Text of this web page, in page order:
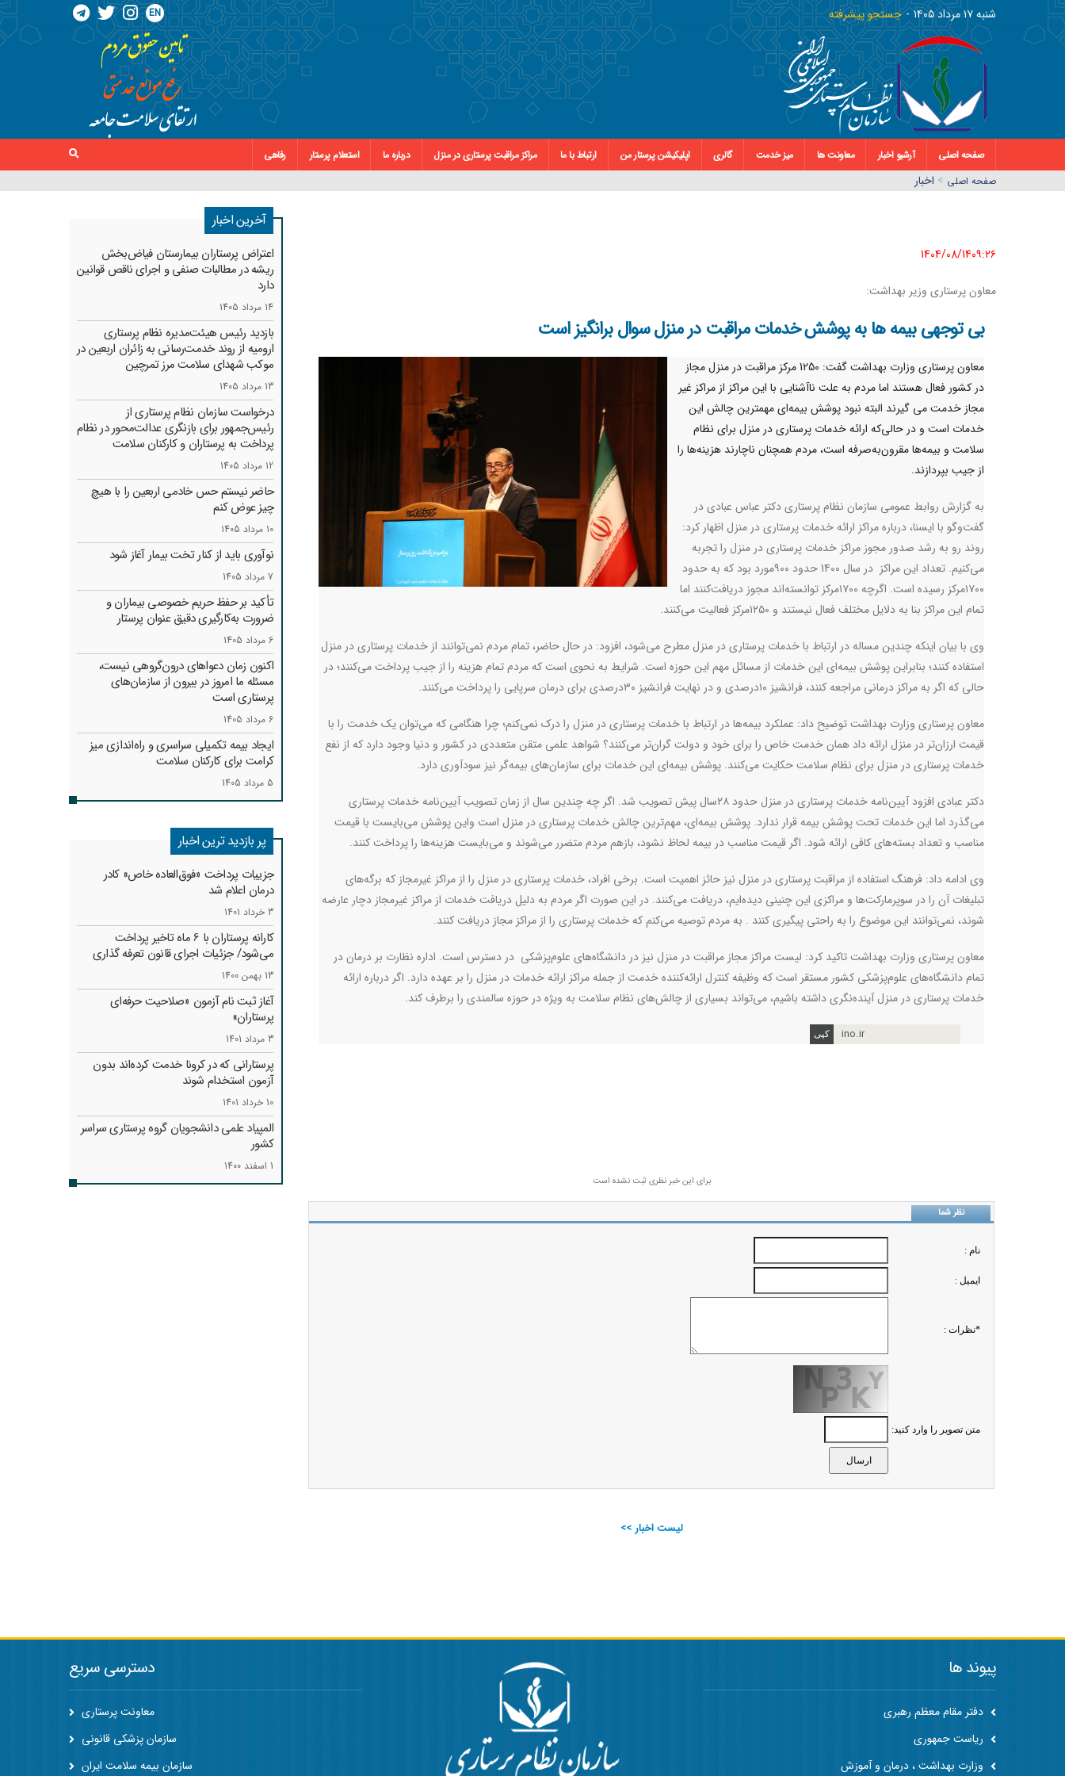
شنبه ١٧ مرداد ١٤٠٥ جستجو پیشرفته EN
صفحه اصلی آرشیو اخبار معاونت ها میز خدمت گالری اپلیکیشن پرستار من ارتباط با ما مراکز مراقبت پرستاری در منزل درباره ما استعلام پرستار
رفاهی
صفحه اصلي > اخبار
1404/08/14٠٩:٢٦
معاون پرستاری وزیر بهداشت:
بی توجهی بیمه ها به پوشش خدمات مراقبت در منزل سوال برانگیز است
معاون پرستاری وزارت بهداشت گفت: 1250 مرکز مراقبت در منزل مجاز
در کشور فعال هستند اما مردم به علت ناآشنایی با این مراکز از مراکز غیر
مجاز خدمت می گیرند البته نبود پوشش بیمه‌ای مهمترین چالش این
خدمات است و در حالی‌که ارائه خدمات پرستاری در منزل برای نظام
سلامت و بیمه‌ها مقرون‌به‌صرفه است، مردم همچنان ناچارند هزینه‌ها را
از جیب بپردازند.
به گزارش روابط عمومی سازمان نظام پرستاری دکتر عباس عبادی در
گفت‌وگو با ایسنا، درباره مراکز ارائه خدمات پرستاری در منزل اظهار کرد:
روند رو به رشد صدور مجوز مراکز خدمات پرستاری در منزل را تجربه
می‌کنیم. تعداد این مراکز در سال 1400 حدود ۹۰۰مورد بود که به حدود
۱۷۰۰مرکز رسیده است. اگرچه ۱۷۰۰مرکز توانسته‌اند مجوز دریافت‌کنند اما
تمام این مراکز بنا به دلایل مختلف فعال نیستند و ۱۲۵۰مرکز فعالیت می‌کنند
.
وی با بیان اینکه چندین مساله در ارتباط با خدمات پرستاری در منزل مطرح می‌شود، افزود: در حال حاضر، تمام مردم نمی‌توانند از خدمات پرستاری در منزل
استفاده‌ کنند؛ بنابراین پوشش بیمه‌ای این خدمات از مسائل مهم این حوزه است. شرایط به نحوی است که مردم تمام هزینه را از جیب پرداخت می‌کنند؛ در
حالی که اگر به مراکز درمانی مراجعه کنند، فرانشیز ۱۰درصدی و در نهایت فرانشیز ۳۰درصدی برای درمان سرپایی را پرداخت می‌کنند
.
معاون پرستاری وزارت بهداشت توضیح داد: عملکرد بیمه‌ها در ارتباط با خدمات پرستاری در منزل را درک نمی‌کنم؛ چرا هنگامی که می‌توان یک خدمت را با
قیمت ارزان‌تر در منزل ارائه داد همان خدمت خاص را برای خود و دولت گران‌تر می‌کنند؟ شواهد علمی متقن متعددی در کشور و دنیا وجود دارد که از نفع
خدمات پرستاری در منزل برای نظام سلامت حکایت می‌کنند. پوشش بیمه‌ای این خدمات برای سازمان‌های بیمه‌گر نیز سودآوری دارد.
دکتر عبادی افزود آیین‌نامه خدمات پرستاری در منزل حدود ۲۸سال پیش تصویب شد. اگر چه چندین سال از زمان تصویب آیین‌نامه خدمات پرستاری
می‌گذرد اما این خدمات تحت پوشش بیمه قرار ندارد. پوشش بیمه‌ای، مهم‌ترین چالش خدمات پرستاری در منزل است واین پوشش می‌بایست با قیمت
مناسب و تعداد بسته‌های کافی ارائه شود. اگر قیمت مناسب در بیمه لحاظ نشود، بازهم مردم متضرر می‌شوند و می‌بایست هزینه‌ها را پرداخت کنند.
وی ادامه داد: فرهنگ استفاده از مراقبت پرستاری در منزل نیز حائز اهمیت است. برخی افراد، خدمات پرستاری در منزل را از مراکز غیرمجاز که برگه‌های
تبلیغات آن را در سوپرمارکت‌ها و مراکزی این چنینی دیده‌ایم، دریافت می‌کنند. در این صورت اگر مردم به دلیل دریافت خدمات از مراکز غیرمجاز دچار عارضه
شوند، نمی‌توانند این موضوع را به راحتی پیگیری کنند . به مردم توصیه می‌کنم که خدمات پرستاری را از مراکز مجاز دریافت کنند.
معاون پرستاری وزارت بهداشت تاکید کرد: لیست مراکز مجاز مراقبت در منزل نیز در دانشگاه‌های علوم‌پزشکی در دسترس است. اداره نظارت بر درمان در
تمام دانشگاه‌های علوم‌پزشکی کشور مستقر است که وظیفه کنترل ارائه‌کننده خدمت از جمله مراکز ارائه خدمات در منزل را بر عهده دارد. اگر درباره ارائه
خدمات پرستاری در منزل آینده‌نگری داشته باشیم، می‌تواند بسیاری از چالش‌های نظام سلامت به ویژه در حوزه سالمندی را برطرف کند.
ino.ir
برای این خبر نظری ثبت نشده است
نظر شما
نام :
ايميل :
*نظرات :
متن تصویر را وارد کنید:
لیست اخبار >>
آخرین اخبار
اعتراض پرستاران بیمارستان فیاض‌بخش
ریشه در مطالبات صنفی و اجرای ناقص قوانین
دارد
14 مرداد 1405
بازدید رئیس هیئت‌مدیره نظام پرستاری
ارومیه از روند خدمت‌رسانی به زائران اربعین در
موکب شهدای سلامت مرز تمرچین
13 مرداد 1405
درخواست سازمان نظام پرستاری از
رئیس‌جمهور برای بازنگری عدالت‌محور در نظام
پرداخت به پرستاران و کارکنان سلامت
12 مرداد 1405
حاضر نیستم حس خادمی اربعین را با هیچ
چیز عوض کنم
10 مرداد 1405
نوآوری باید از کنار تخت بیمار آغاز شود
7 مرداد 1405
تأکید بر حفظ حریم خصوصی بیماران و
ضرورت به‌کارگیری دقیق عنوان پرستار
6 مرداد 1405
اکنون زمان دعواهای درون‌گروهی نیست،
مسئله ما امروز در بیرون از سازمان‌های
پرستاری است
6 مرداد 1405
ایجاد بیمه تکمیلی سراسری و راه‌اندازی میز
کرامت برای کارکنان سلامت
5 مرداد 1405
پر بازدید ترین اخبار
جزییات پرداخت «فوق‌العاده خاص» کادر
درمان اعلام شد
3 خرداد 1401
کارانه‌ پرستاران با 6 ماه تاخیر پرداخت
می‌شود/ جزئیات اجرای قانون تعرفه گذاری
13 بهمن 1400
آغاز ثبت نام آزمون «صلاحیت حرفه‌ای
پرستاران»
3 مرداد 1401
پرستارانی که در کرونا خدمت کرد‌ه‌اند بدون
آزمون استخدام شوند
10 خرداد 1401
المپیاد علمی دانشجویان گروه پرستاری سراسر
کشور
1 اسفند 1400
پیوند ها
دفتر مقام معظم رهبری
ریاست جمهوری
وزارت بهداشت ، درمان و آموزش
دسترسی سریع
معاونت پرستاری
سازمان پزشکی قانونی
سازمان بیمه سلامت ایران